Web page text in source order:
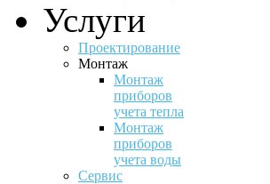
Услуги
Проектирование
Монтаж
Монтаж
приборов
учета тепла
Монтаж
приборов
учета воды
Сервис